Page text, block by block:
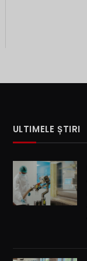
ULTIMELE ȘTIRI